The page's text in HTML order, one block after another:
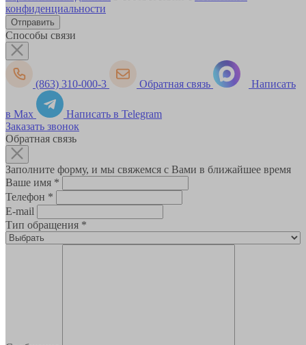
конфиденциальности
Способы связи
(863) 310-000-3 Обратная связь Написать
в Max
Написать в Telegram
Заказать звонок
Обратная связь
Заполните форму, и мы свяжемся с Вами в ближайшее время
Ваше имя *
Телефон *
E-mail
Тип обращения *